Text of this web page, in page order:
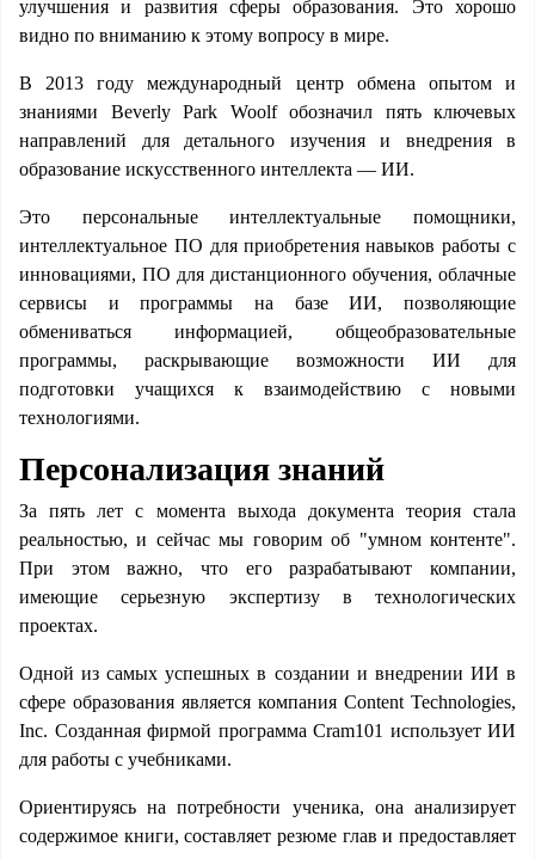
улучшения и развития сферы образования. Это хорошо
видно по вниманию к этому вопросу в мире.
В 2013 году международный центр обмена опытом и
знаниями Beverly Park Woolf обозначил пять ключевых
направлений для детального изучения и внедрения в
образование искусственного интеллекта — ИИ.
Это персональные интеллектуальные помощники,
интеллектуальное ПО для приобретения навыков работы с
инновациями, ПО для дистанционного обучения, облачные
сервисы и программы на базе ИИ, позволяющие
обмениваться информацией, общеобразовательные
программы, раскрывающие возможности ИИ для
подготовки учащихся к взаимодействию с новыми
технологиями.
Персонализация знаний
За пять лет с момента выхода документа теория стала
реальностью, и сейчас мы говорим об "умном контенте".
При этом важно, что его разрабатывают компании,
имеющие серьезную экспертизу в технологических
проектах.
Одной из самых успешных в создании и внедрении ИИ в
сфере образования является компания Content Technologies,
Inc. Созданная фирмой программа Cram101 использует ИИ
для работы с учебниками.
Ориентируясь на потребности ученика, она анализирует
содержимое книги, составляет резюме глав и предоставляет